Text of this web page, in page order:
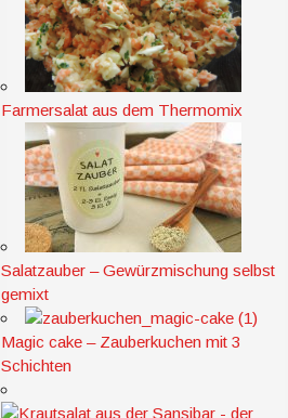
Farmersalat aus dem Thermomix
Salatzauber – Gewürzmischung selbst
gemixt
Magic cake – Zauberkuchen mit 3
Schichten